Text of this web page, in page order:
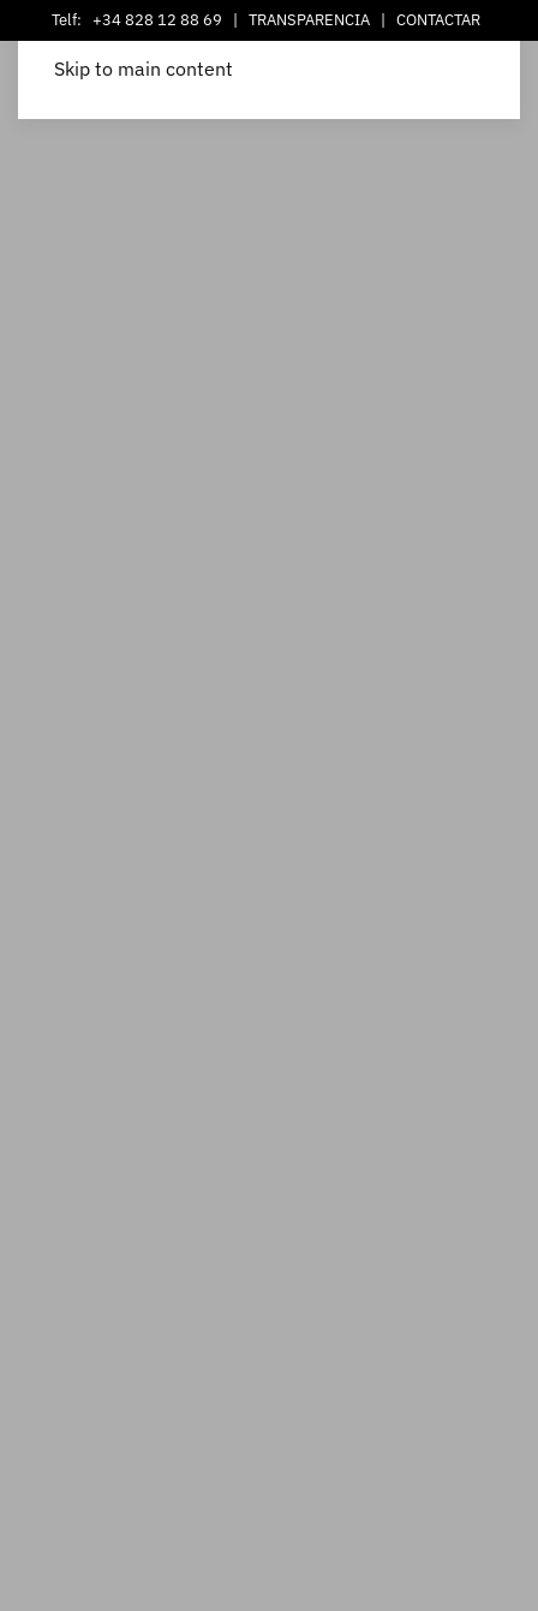
Telf: +34 828 12 88 69 | TRANSPARENCIA | CONTACTAR
Skip to main content